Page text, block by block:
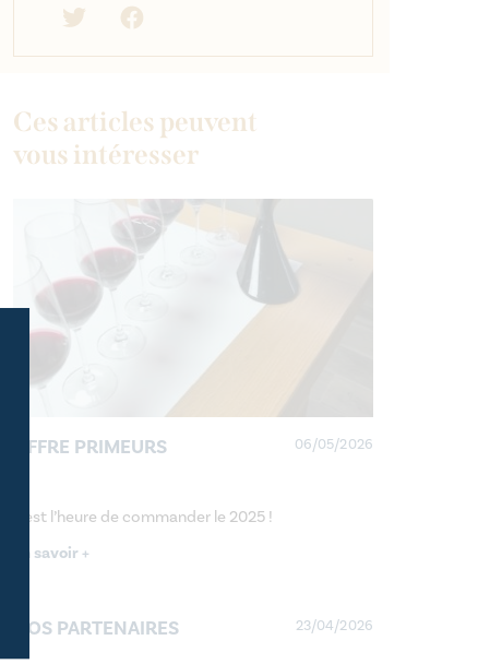
Ces articles peuvent
vous intéresser
OFFRE PRIMEURS 06/05/2026
Il est l’heure de commander le 2025 !
En savoir +
NOS PARTENAIRES 23/04/2026